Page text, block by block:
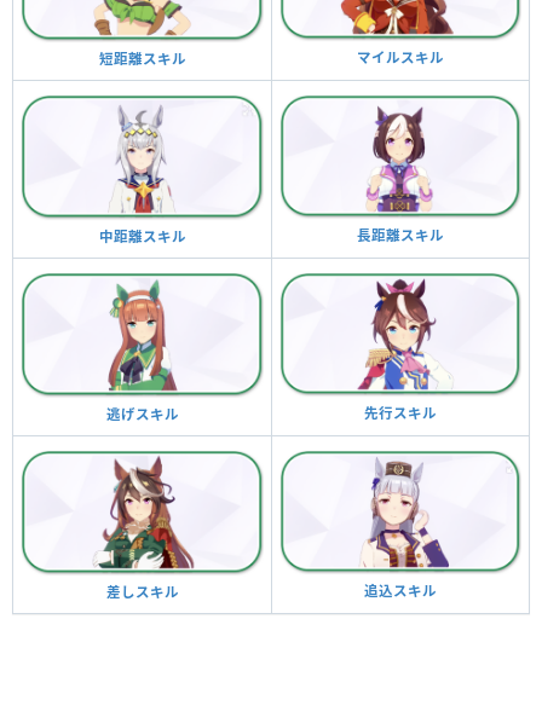
短距離スキル マイルスキル
中距離スキル 長距離スキル
逃げスキル 先行スキル
差しスキル 追込スキル